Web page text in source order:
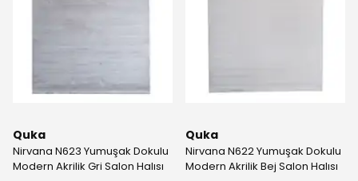
Quka
Nirvana N623 Yumuşak Dokulu
Modern Akrilik Gri Salon Halısı
Quka
Nirvana N622 Yumuşak Dokulu
Modern Akrilik Bej Salon Halısı